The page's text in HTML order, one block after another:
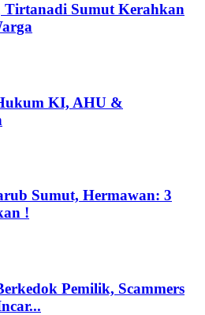
Tirtanadi Sumut Kerahkan
KI, AHU &
Sumut, Hermawan: 3
!
Pemilik, Scammers